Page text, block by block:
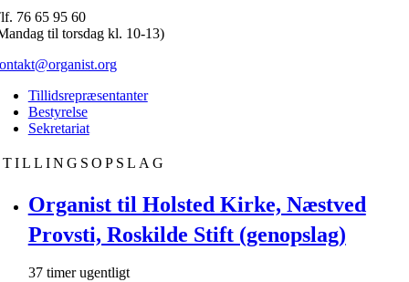
76 65 95 60
til torsdag kl. 10-13)
Tillidsrepræsentanter
Bestyrelse
Sekretariat
Organist til Holsted Kirke, Næstved
Provsti, Roskilde Stift (genopslag)
37 timer ugentligt